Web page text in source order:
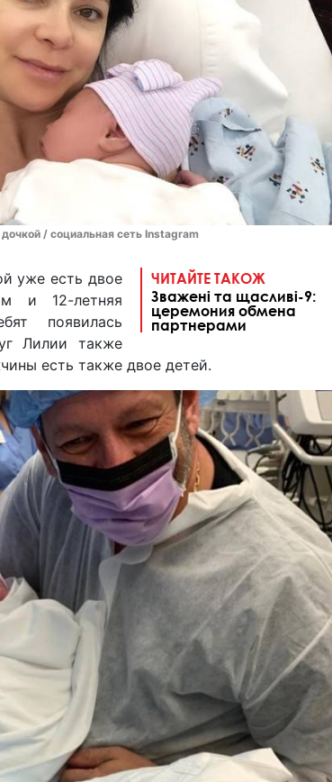
/ социальная сеть Instagram
ЧИТАЙТЕ ТАКОЖ
Зважені та щасливі-9:
церемония обмена
партнерами
уже есть двое
и 12-летняя
появилась
Лилии также
есть также двое детей.